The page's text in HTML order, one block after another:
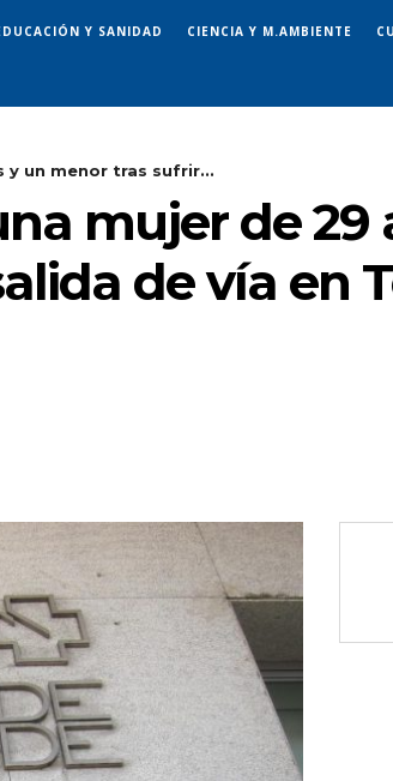
Y SANIDAD CIENCIA Y M.AMBIENTE
y un menor tras sufrir...
mujer de 29
de vía en